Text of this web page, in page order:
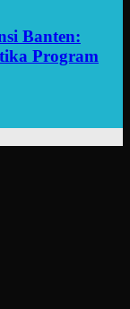
Banten:
Program